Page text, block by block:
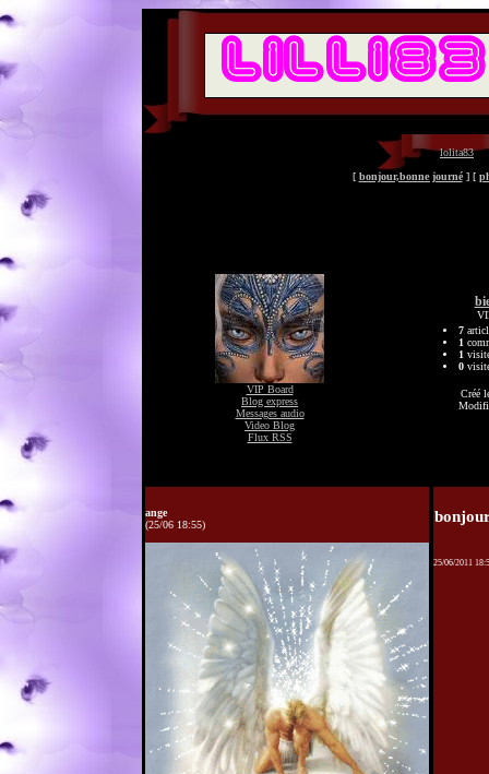
lolita83
[ bonjour,bonne journé] [
VIP Board
Blog express
Messages audio
Video Blog
Flux RSS
7
1
1
0
Créé
ange
(25/06 18:55)
25/06/2011